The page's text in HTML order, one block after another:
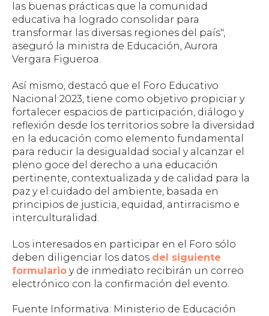
las buenas prácticas que la comunidad
educativa ha logrado consolidar para
transformar las diversas regiones del país",
aseguró la ministra de Educación, Aurora
Vergara Figueroa.
Así mismo, destacó que el Foro Educativo
Nacional 2023, tiene como objetivo propiciar y
fortalecer espacios de participación, diálogo y
reflexión desde los territorios sobre la diversidad
en la educación como elemento fundamental
para reducir la desigualdad social y alcanzar el
pleno goce del derecho a una educación
pertinente, contextualizada y de calidad para la
paz y el cuidado del ambiente, basada en
principios de justicia, equidad, antirracismo e
interculturalidad.
Los interesados en participar en el Foro sólo
deben diligenciar los datos del siguiente
formulario y de inmediato recibirán un correo
electrónico con la confirmación del evento.
Fuente Informativa: Ministerio de Educación